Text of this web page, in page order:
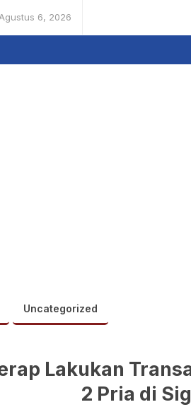
Agustus 6, 2026
Uncategorized
Lakukan
2 Pria di